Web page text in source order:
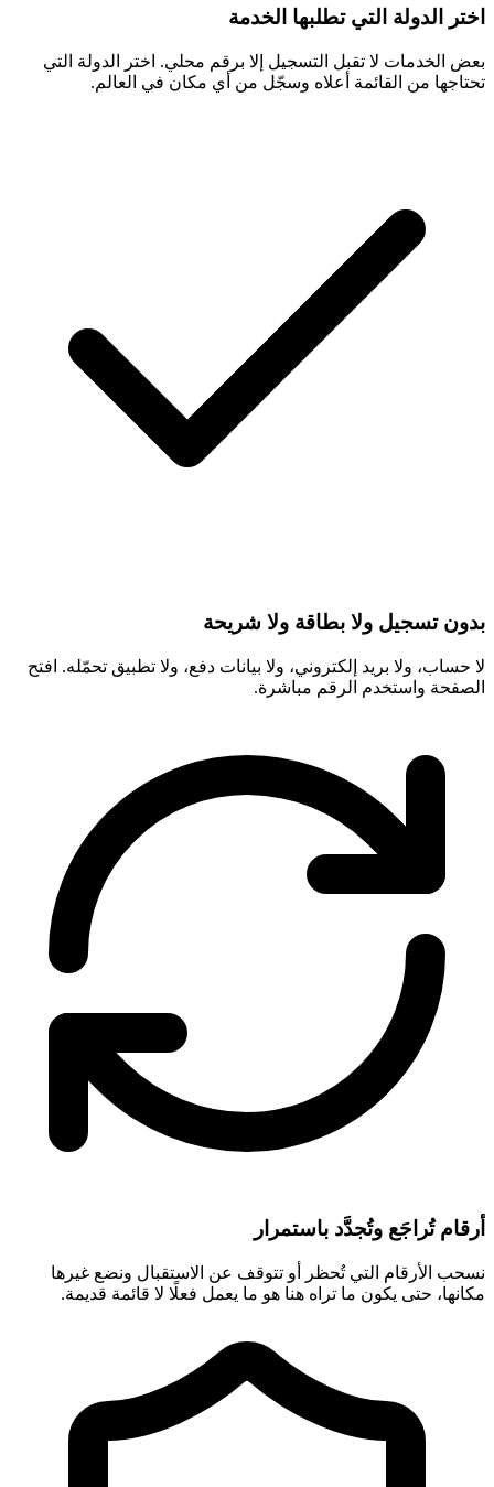
اختر الدولة التي تطلبها الخدمة
بعض الخدمات لا تقبل التسجيل إلا برقم محلي. اختر الدولة التي
تحتاجها من القائمة أعلاه وسجّل من أي مكان في العالم.
بدون تسجيل ولا بطاقة ولا شريحة
لا حساب، ولا بريد إلكتروني، ولا بيانات دفع، ولا تطبيق تحمّله. افتح
الصفحة واستخدم الرقم مباشرة.
أرقام تُراجَع وتُجدَّد باستمرار
نسحب الأرقام التي تُحظر أو تتوقف عن الاستقبال ونضع غيرها
مكانها، حتى يكون ما تراه هنا هو ما يعمل فعلًا لا قائمة قديمة.